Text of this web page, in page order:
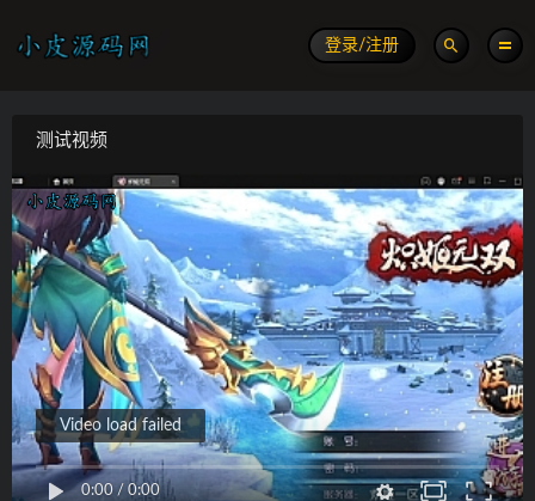
登录/注册
测试视频
0:00/ 0:00
Video load failed